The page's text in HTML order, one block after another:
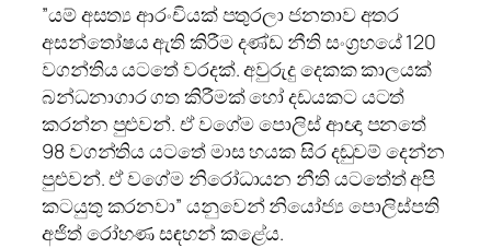
”යම් අසත්‍ය ආරංචියක් පතුරලා ජනතාව අතර
අසන්තෝෂය ඇති කිරීම දණ්ඩ නීති සංග්‍රහයේ 120
වගන්තිය යටතේ වරදක්. අවුරුදු දෙකක කාලයක්
බන්ධනාගාර ගත කිරීමක් හෝ දඩයකට යටත්
කරන්න පුළුවන්. ඒ වගේම පොලිස් ආඥා පනතේ
98 වගන්තිය යටතේ මාස හයක සිර දඬුවම් දෙන්න
පුළුවන්. ඒ වගේම නිරෝධායන නීති යටතේත් අපි
කටයුතු කරනවා” යනුවෙන් නියෝජ්‍ය පොලිස්පති
අජිත් රෝහණ සඳහන් කළේය.